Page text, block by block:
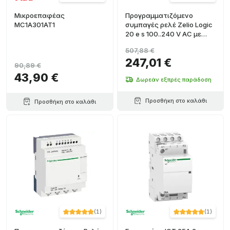
Μικροεπαφέας
MC1A301AT1
43,90 €
90,89 €
Προσθήκη στο καλάθι
Προγραμματιζόμενο
συμπαγές ρελέ Zelio Logic
20 e s 100..240 V AC με
247,01 €
507,88 €
Δωρεάν εξπρές παράδοση
Προσθήκη στο καλάθι
(1) (1)